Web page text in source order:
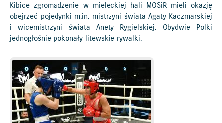
Kibice zgromadzenie w mieleckiej hali MOSiR mieli okazję
obejrzeć pojedynki m.in. mistrzyni świata Agaty Kaczmarskiej
i wicemistrzyni świata Anety Rygielskiej. Obydwie Polki
jednogłośnie pokonały litewskie rywalki.